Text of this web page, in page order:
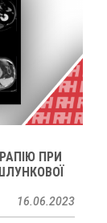
ПРИ
16.06.2023